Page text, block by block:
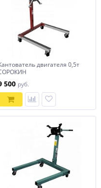
двигателя 0,5т
500 руб.